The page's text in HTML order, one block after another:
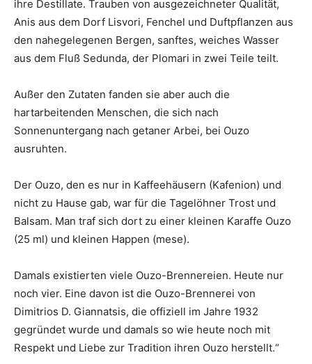
ihre Destillate. Trauben von ausgezeichneter Qualität,
Anis aus dem Dorf Lisvori, Fenchel und Duftpflanzen aus
den nahegelegenen Bergen, sanftes, weiches Wasser
aus dem Fluß Sedunda, der Plomari in zwei Teile teilt.
Außer den Zutaten fanden sie aber auch die
hartarbeitenden Menschen, die sich nach
Sonnenuntergang nach getaner Arbei, bei Ouzo
ausruhten.
Der Ouzo, den es nur in Kaffeehäusern (Kafenion) und
nicht zu Hause gab, war für die Tagelöhner Trost und
Balsam. Man traf sich dort zu einer kleinen Karaffe Ouzo
(25 ml) und kleinen Happen (mese).
Damals existierten viele Ouzo-Brennereien. Heute nur
noch vier. Eine davon ist die Ouzo-Brennerei von
Dimitrios D. Giannatsis, die offiziell im Jahre 1932
gegründet wurde und damals so wie heute noch mit
Respekt und Liebe zur Tradition ihren Ouzo herstellt.“